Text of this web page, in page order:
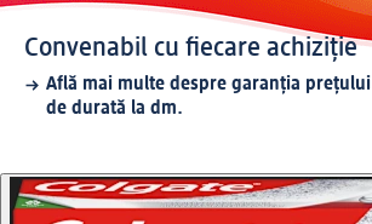
Convenabil cu fiecare achiziție
Află mai multe despre garanția prețului
de durată la dm.